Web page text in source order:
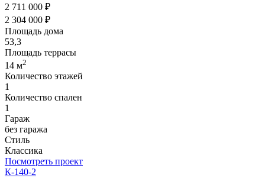
2 711 000 ₽
2 304 000 ₽
Площадь дома
53,3
Площадь террасы
14 м2
Количество этажей
1
Количество спален
1
Гараж
без гаража
Стиль
Классика
Посмотреть проект
К-140-2